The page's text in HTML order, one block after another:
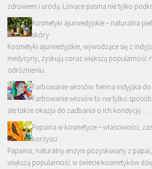
zdrowiem i urodą. Lśniące pasma nie tylko
Kosmetyki ajurwedyjskie – naturalna
skóry
Kosmetyki ajurwedyjskie, wywodzące się z
medycyny, zyskują coraz większą popularność
odróżnieniu …
Farbowanie włosów: henna indyjska
Farbowanie włosów to nie tylko
ale także okazja do zadbania o ich kondycję. …
Papaina w kosmetyce – właściwości,
korzyści
Papaina, naturalny enzym pozyskiwany z
większą popularność w świecie kosmetyków